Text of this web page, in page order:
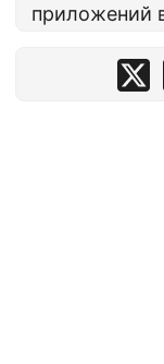
приложений